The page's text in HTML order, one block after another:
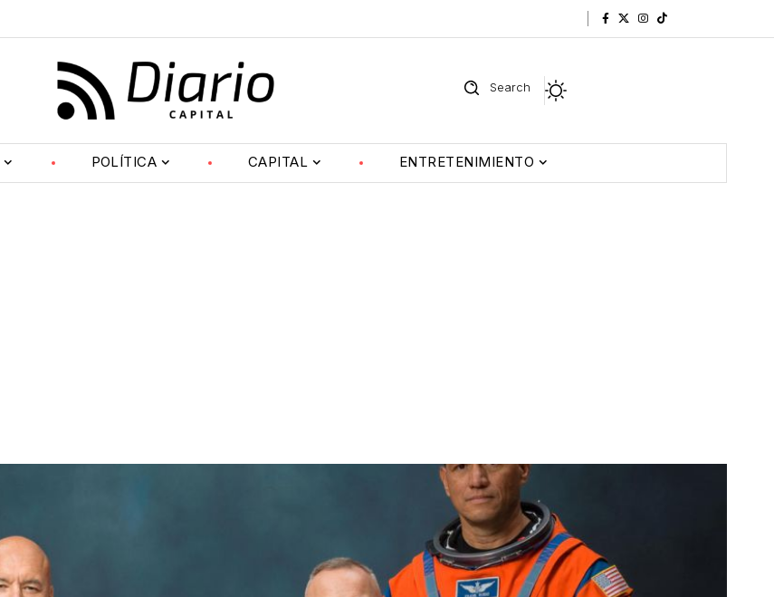
Search
POLÍTICA CAPITAL ENTRETENIMIENTO